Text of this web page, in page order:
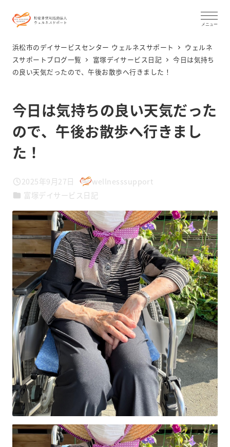
メニュー
浜松市のデイサービスセンター ウェルネスサポート
ウェルネ
スサポートブログ一覧
富塚デイサービス日記
今日は気持ち
の良い天気だったので、午後お散歩へ行きました！
今日は気持ちの良い天気だった
ので、午後お散歩へ行きまし
た！
投稿日
2025年9月27日
著
者
wellnesssupport
カテゴリー
富塚デイサービス日記